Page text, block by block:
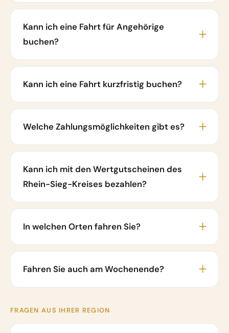
Kann ich eine Fahrt für Angehörige
buchen?
Kann ich eine Fahrt kurzfristig buchen?
Welche Zahlungsmöglichkeiten gibt es?
Kann ich mit den Wertgutscheinen des
Rhein-Sieg-Kreises bezahlen?
In welchen Orten fahren Sie?
Fahren Sie auch am Wochenende?
FRAGEN AUS IHRER REGION